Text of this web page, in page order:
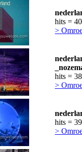
hits =
>
hits =
>
hits =
>